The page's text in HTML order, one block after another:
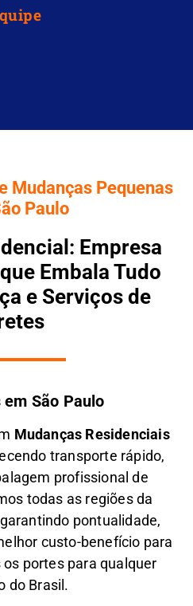
Mudanças Pequenas
Paulo
Empresa
Embala Tudo
e Serviços de
São Paulo
Mudanças Residenciais
transporte rápido,
profissional de
todas as regiões da
pontualidade,
custo-benefício para
portes para qualquer
do Brasil.